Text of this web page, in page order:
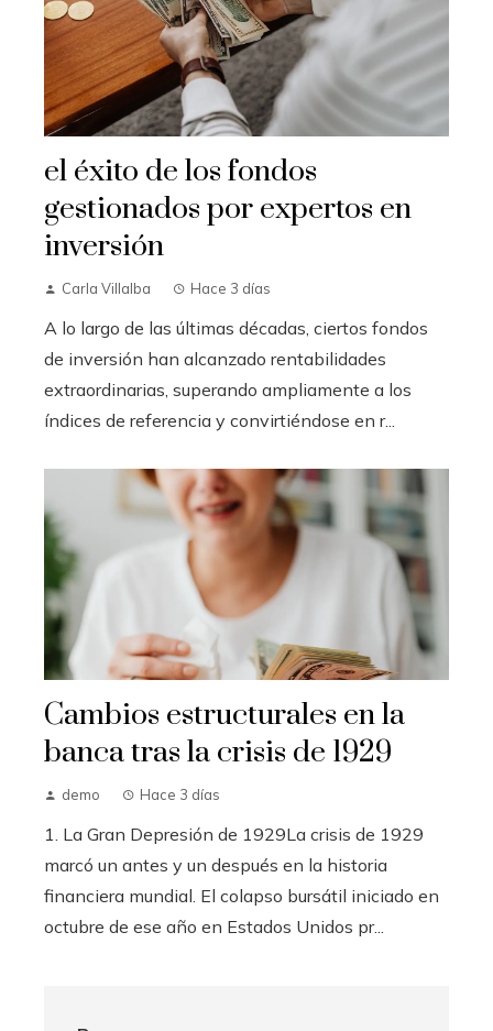
el éxito de los fondos
gestionados por expertos en
inversión
Carla Villalba Hace 3 días
A lo largo de las últimas décadas, ciertos fondos
de inversión han alcanzado rentabilidades
extraordinarias, superando ampliamente a los
índices de referencia y convirtiéndose en r...
Cambios estructurales en la
banca tras la crisis de 1929
demo Hace 3 días
1. La Gran Depresión de 1929La crisis de 1929
marcó un antes y un después en la historia
financiera mundial. El colapso bursátil iniciado en
octubre de ese año en Estados Unidos pr...